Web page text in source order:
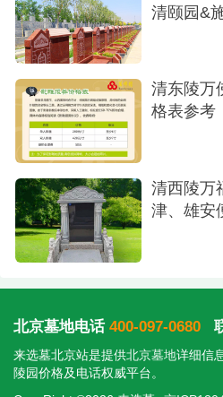
壁葬，都是将人文纪念、生
结合的方案。建议您根据家
实地考察，从而为亲人做出
清颐园&
清东陵万
格表参考
清西陵万
津、雄安
北京墓地电话 400-097-0680
来选墓北京站是提供北京墓地详细信
陵园价格及电话权威平台。